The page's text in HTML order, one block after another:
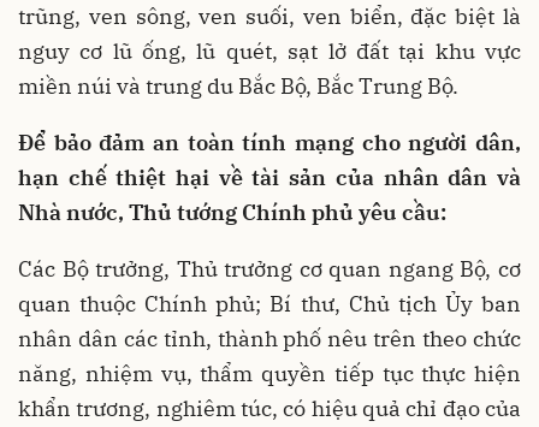
trũng, ven sông, ven suối, ven biển, đặc biệt là
nguy cơ lũ ống, lũ quét, sạt lở đất tại khu vực
miền núi và trung du Bắc Bộ, Bắc Trung Bộ.
Để bảo đảm an toàn tính mạng cho người dân,
hạn chế thiệt hại về tài sản của nhân dân và
Nhà nước, Thủ tướng Chính phủ yêu cầu:
Các Bộ trưởng, Thủ trưởng cơ quan ngang Bộ, cơ
quan thuộc Chính phủ; Bí thư, Chủ tịch Ủy ban
nhân dân các tỉnh, thành phố nêu trên theo chức
năng, nhiệm vụ, thẩm quyền tiếp tục thực hiện
khẩn trương, nghiêm túc, có hiệu quả chỉ đạo của